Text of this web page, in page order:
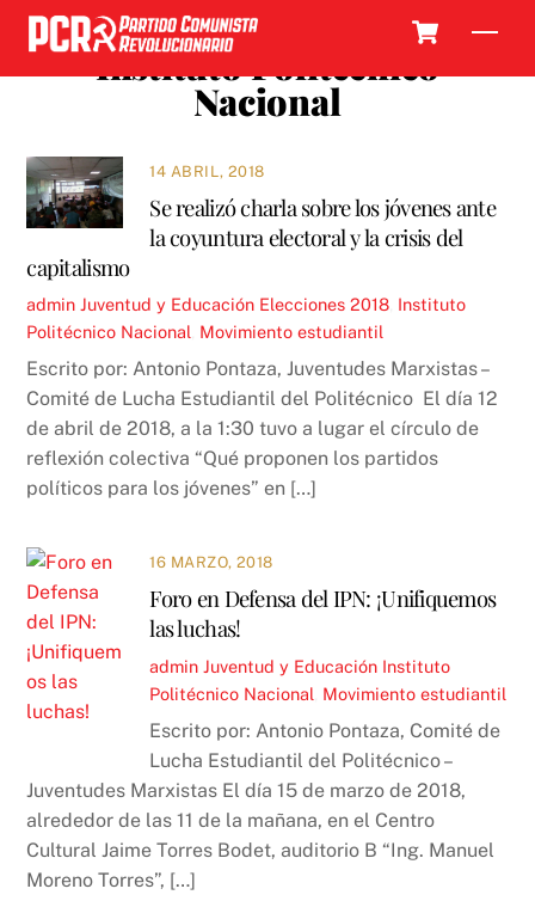
Skip
content
Instituto Politécnico
Nacional
14 ABRIL, 2018
Se realizó charla sobre los jóvenes ante
la coyuntura electoral y la crisis del
capitalismo
admin Juventud y Educación Elecciones 2018 Instituto
Politécnico Nacional Movimiento estudiantil
Escrito por: Antonio Pontaza, Juventudes Marxistas –
Comité de Lucha Estudiantil del Politécnico El día 12
de abril de 2018, a la 1:30 tuvo a lugar el círculo de
reflexión colectiva “Qué proponen los partidos
políticos para los jóvenes” en […]
16 MARZO, 2018
Foro en Defensa del IPN: ¡Unifiquemos
las luchas!
admin Juventud y Educación Instituto
Politécnico Nacional Movimiento estudiantil
Escrito por: Antonio Pontaza, Comité de
Lucha Estudiantil del Politécnico –
Juventudes Marxistas El día 15 de marzo de 2018,
alrededor de las 11 de la mañana, en el Centro
Cultural Jaime Torres Bodet, auditorio B “Ing. Manuel
Moreno Torres”, […]